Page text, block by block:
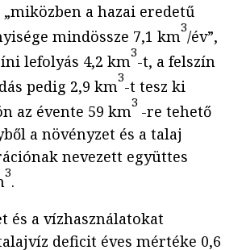
a hazai eredetű
mindössze 7,1 km3/év”,
lefolyás 4,2 km3-t, a felszín
pedig 2,9 km3-t tesz ki
az évente 59 km3 -re tehető
a növényzet és a talaj
nevezett együttes
3.
és a vízhasználatokat
deficit éves mértéke 0,6